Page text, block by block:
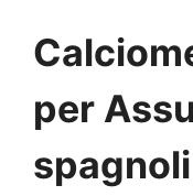
per